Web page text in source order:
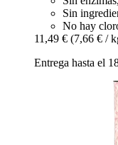
Sin
No hay
11,49 € (7,66 € /
Entrega hasta el